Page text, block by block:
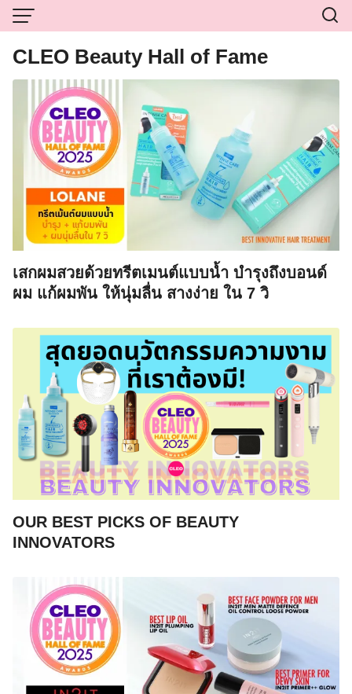
Skip
to
content
CLEO Beauty Hall of Fame
เสกผมสวยด้วยทรีตเมนต์แบบน้ำ บำรุงถึงบอนด์
ผม แก้ผมพัน ให้นุ่มลื่น สางง่าย ใน 7 วิ
OUR BEST PICKS OF BEAUTY
INNOVATORS